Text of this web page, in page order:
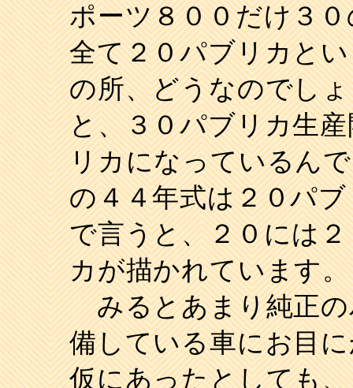
ポーツ８００だけ３
全て２０パブリカと
の所、どうなのでし
と、３０パブリカ生
リカになっているん
の４４年式は２０パ
で言うと、２０には
カが描かれています。
みるとあまり純正の
備している車にお目
仮にあったとしても